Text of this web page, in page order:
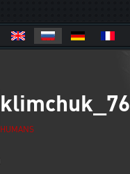
klimchuk_76
HUMANS